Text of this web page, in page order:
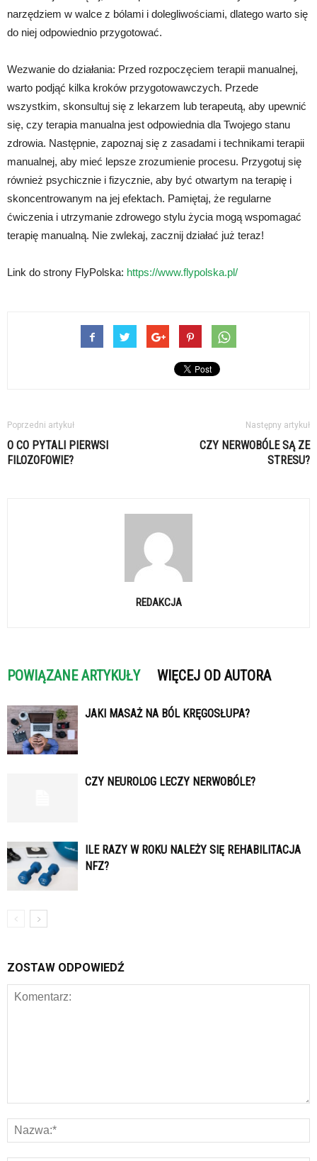
narzędziem w walce z bólami i dolegliwościami, dlatego warto się
do niej odpowiednio przygotować.
Wezwanie do działania: Przed rozpoczęciem terapii manualnej,
warto podjąć kilka kroków przygotowawczych. Przede
wszystkim, skonsultuj się z lekarzem lub terapeutą, aby upewnić
się, czy terapia manualna jest odpowiednia dla Twojego stanu
zdrowia. Następnie, zapoznaj się z zasadami i technikami terapii
manualnej, aby mieć lepsze zrozumienie procesu. Przygotuj się
również psychicznie i fizycznie, aby być otwartym na terapię i
skoncentrowanym na jej efektach. Pamiętaj, że regularne
ćwiczenia i utrzymanie zdrowego stylu życia mogą wspomagać
terapię manualną. Nie zwlekaj, zacznij działać już teraz!
Link do strony FlyPolska: https://www.flypolska.pl/
Poprzedni artykuł
O CO PYTALI PIERWSI
FILOZOFOWIE?
Następny artykuł
CZY NERWOBÓLE SĄ ZE
STRESU?
REDAKCJA
POWIĄZANE ARTYKUŁY WIĘCEJ OD AUTORA
JAKI MASAŻ NA BÓL KRĘGOSŁUPA?
CZY NEUROLOG LECZY NERWOBÓLE?
ILE RAZY W ROKU NALEŻY SIĘ REHABILITACJA
NFZ?
ZOSTAW ODPOWIEDŹ